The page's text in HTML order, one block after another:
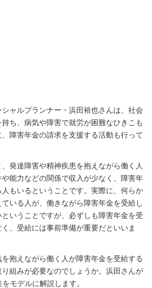
ャルプランナー・浜田裕也さんは、社会
ち、病気や障害で就労が困難なひきこも
障害年金の請求を支援する活動も行って
発達障害や精神疾患を抱えながら働く人
能力などの関係で収入が少なく、障害年
もいるということです。実際に、何らか
いる人が、働きながら障害年金を受給し
いうことですが、必ずしも障害年金を受
、受給には事前準備が重要だといいま
抱えながら働く人が障害年金を受給する
組みが必要なのでしょうか。浜田さんが
モデルに解説します。